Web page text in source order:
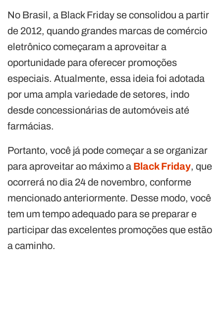
No Brasil, a Black Friday se consolidou a partir
de 2012, quando grandes marcas de comércio
eletrônico começaram a aproveitar a
oportunidade para oferecer promoções
especiais. Atualmente, essa ideia foi adotada
por uma ampla variedade de setores, indo
desde concessionárias de automóveis até
farmácias.
Portanto, você já pode começar a se organizar
para aproveitar ao máximo a Black Friday, que
ocorrerá no dia 24 de novembro, conforme
mencionado anteriormente. Desse modo, você
tem um tempo adequado para se preparar e
participar das excelentes promoções que estão
a caminho.